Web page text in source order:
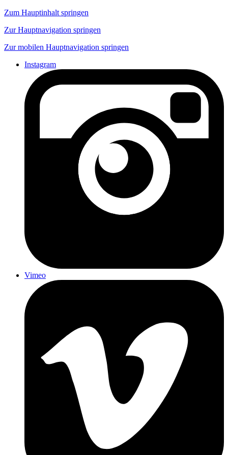
Zum Hauptinhalt springen
Zur Hauptnavigation springen
Zur mobilen Hauptnavigation springen
Instagram
Vimeo